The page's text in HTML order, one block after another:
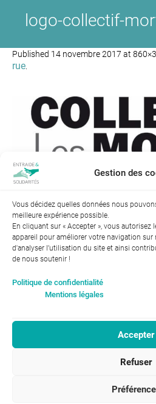
Gestion des
Vous décidez quelles données nous
meilleure expérience possible.
En cliquant sur « Accepter », vous autorisez
appareil pour améliorer votre navigation sur
d'analyser l’utilisation du site et ainsi
de nous soutenir !
Politique de confidentialité
Mentions légales
Accepter
Refuser
logo-collectif-
Published 14 novembre 2017 at
rue
← Précédent
femmes : 94
46,
02 47
RGPD-Confidentialité|